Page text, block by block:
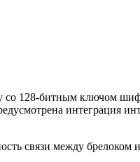
со 128-битным ключом
интеграция
связи между